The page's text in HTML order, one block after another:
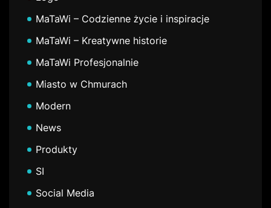
MaTaWi – Codzienne życie i inspiracje
MaTaWi – Kreatywne historie
MaTaWi Profesjonalnie
Miasto w Chmurach
Modern
News
Produkty
SI
Social Media